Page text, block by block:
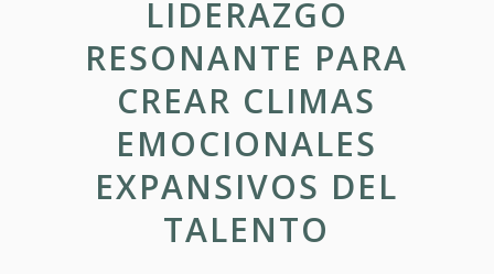
LIDERAZGO
RESONANTE PARA
CREAR CLIMAS
EMOCIONALES
EXPANSIVOS DEL
TALENTO